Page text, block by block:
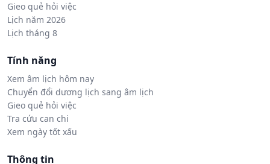
Gieo quẻ hỏi việc
Lịch năm 2026
Lịch tháng 8
Tính năng
Xem âm lịch hôm nay
Chuyển đổi dương lịch sang âm lịch
Gieo quẻ hỏi việc
Tra cứu can chi
Xem ngày tốt xấu
Thông tin